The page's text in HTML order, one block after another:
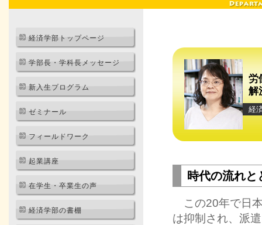
労
解
経
時代の流れ
この20年で日
は抑制され、派
経済学部トップページ
学部長・学科長メッセージ
新入生プログラム
ゼミナール
フィールドワーク
起業講座
在学生・卒業生の声
経済学部の書棚